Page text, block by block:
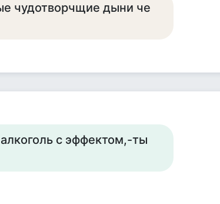
чудотворчщие дыни че
с эффектом,-ты